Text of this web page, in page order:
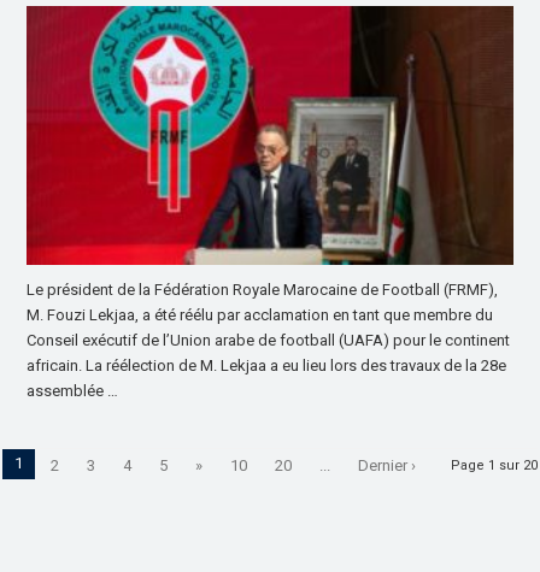
Le président de la Fédération Royale Marocaine de Football (FRMF),
M. Fouzi Lekjaa, a été réélu par acclamation en tant que membre du
Conseil exécutif de l’Union arabe de football (UAFA) pour le continent
africain. La réélection de M. Lekjaa a eu lieu lors des travaux de la 28e
assemblée …
Page 1 sur 20
1 2 3 4 5 » 10 20 ... Dernier ›